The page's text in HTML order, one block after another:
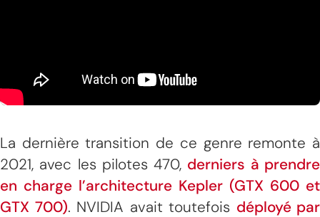
La dernière transition de ce genre remonte à
2021, avec les pilotes 470, derniers à prendre
en charge l’architecture Kepler (GTX 600 et
GTX 700). NVIDIA avait toutefois déployé par